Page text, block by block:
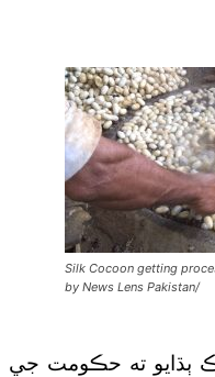
Silk Cocoon getting
by News Lens Pakistan/
ٻڌايو ته حڪومت